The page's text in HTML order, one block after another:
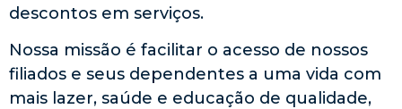
descontos em serviços.
Nossa missão é facilitar o acesso de nossos
filiados e seus dependentes a uma vida com
mais lazer, saúde e educação de qualidade,